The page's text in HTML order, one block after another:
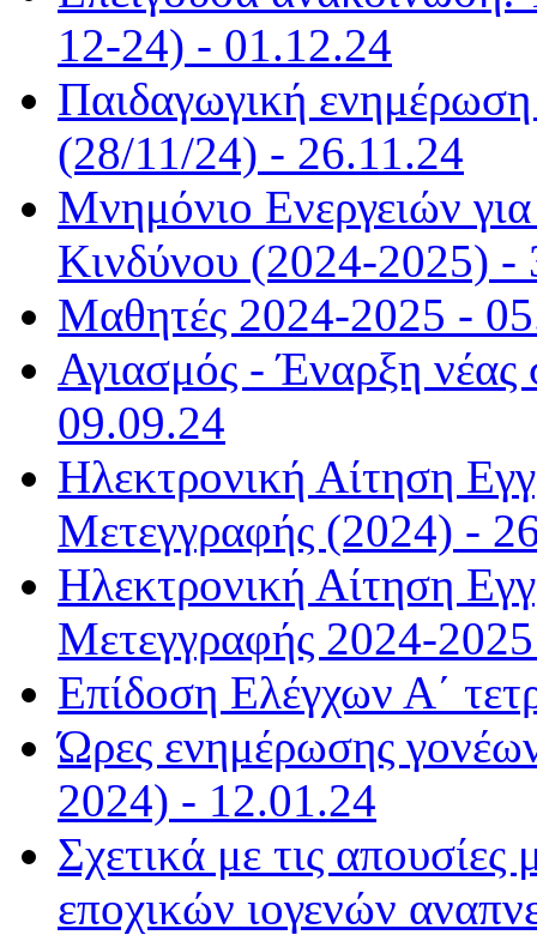
12-24) - 01.12.24
Παιδαγωγική ενημέρωση
(28/11/24) - 26.11.24
Μνημόνιο Ενεργειών
Κινδύνου (2024-2025) -
Μαθητές 2024-2025 -
Αγιασμός - Έναρξη νέας
09.09.24
Ηλεκτρονική Αίτηση
Μετεγγραφής (2024) -
Ηλεκτρονική Αίτηση
Μετεγγραφής 2024-
Επίδοση Ελέγχων Α΄
Ώρες ενημέρωσης
2024) - 12.01.24
Σχετικά με τις
εποχικών ιογενών